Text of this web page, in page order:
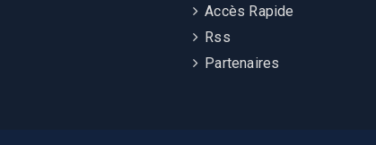
Accès Rapide
Rss
Partenaires